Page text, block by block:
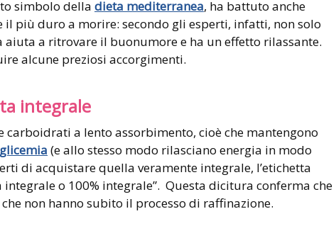
simbolo della dieta mediterranea, ha battuto anche
il più duro a morire: secondo gli esperti, infatti, non solo
aiuta a ritrovare il buonumore e ha un effetto rilassante.
alcune preziosi accorgimenti.
integrale
carboidrati a lento assorbimento, cioè che mantengono
glicemia (e allo stesso modo rilasciano energia in modo
di acquistare quella veramente integrale, l’etichetta
o 100% integrale”. Questa dicitura conferma che
non hanno subito il processo di raffinazione.